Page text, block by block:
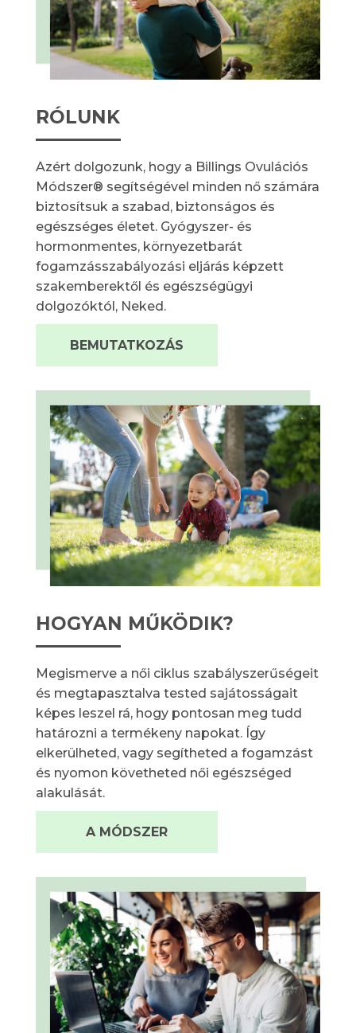
RÓLUNK
Azért dolgozunk, hogy a Billings Ovulációs
Módszer® segítségével minden nő számára
biztosítsuk a szabad, biztonságos és
egészséges életet. Gyógyszer- és
hormonmentes, környezetbarát
fogamzásszabályozási eljárás képzett
szakemberektől és egészségügyi
dolgozóktól, Neked.
BEMUTATKOZÁS
HOGYAN MŰKÖDIK?
Megismerve a női ciklus szabályszerűségeit
és megtapasztalva tested sajátosságait
képes leszel rá, hogy pontosan meg tudd
határozni a termékeny napokat. Így
elkerülheted, vagy segítheted a fogamzást
és nyomon követheted női egészséged
alakulását.
A MÓDSZER